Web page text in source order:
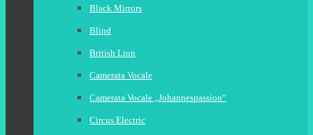
Black Mirrors
Blind
British Lion
Camerata Vocale
Camerata Vocale „Johannespassion“
Circus Electric